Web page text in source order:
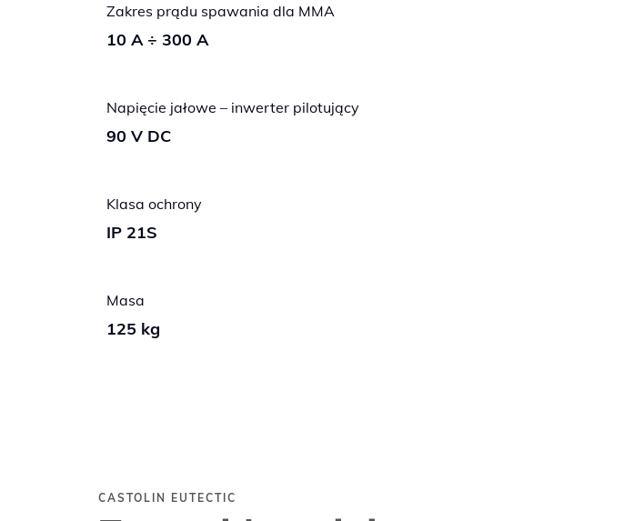
Zakres prądu spawania dla MMA
10 A ÷ 300 A
Napięcie jałowe – inwerter pilotujący
90 V DC
Klasa ochrony
IP 21S
Masa
125 kg
CASTOLIN EUTECTIC